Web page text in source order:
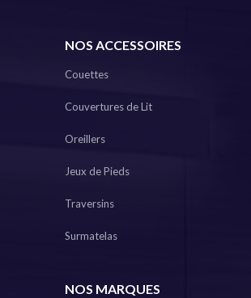
NOS ACCESSOIRES
Couettes
Couvertures de Lit
Oreillers
Jeux de Pieds
Traversins
Surmatelas
NOS MARQUES